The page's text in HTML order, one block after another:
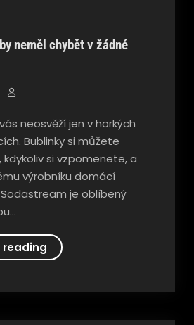
neměl chybět v žádné
neosvěží jen v horkých
Bublinky si můžete
si vzpomenete, a
výrobníku domácí
je oblíbený
readingSodastream
by
v